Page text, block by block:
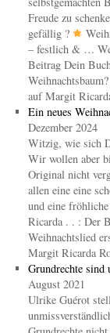
Freude zu
gefällig ?
– festlich & …
Beitrag Dein
auf Margit
Ein neues
Dezember 2024
Witzig, wie sich
Wir wollen aber
Original nicht
allen eine eine
und eine
Ricarda . . : Der
Weihnachtslied
Margit Ricarda
Grundrechte sind
August 2021
Ulrike Guérot